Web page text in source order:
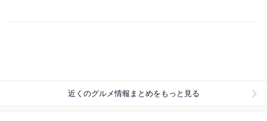
近くのグルメ情報まとめをもっと見る